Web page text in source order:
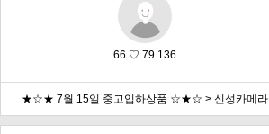
66.♡.79.136
★☆★ 7월 15일 중고입하상품 ☆★☆ > 신성카메라